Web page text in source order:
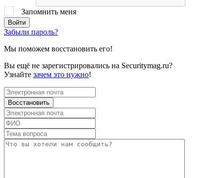
Запомнить меня
Забыли пароль?
Мы поможем восстановить его!
Вы ещё не зарегистрировались на Securitymag.ru?
Узнайте зачем это нужно!